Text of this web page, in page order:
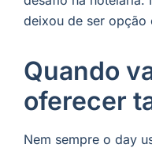
deixou de ser opção
Quando
oferecer
Nem sempre o day